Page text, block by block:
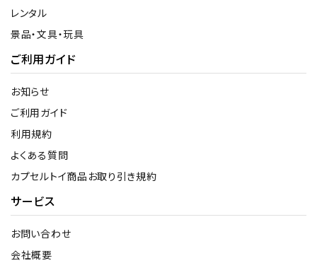
レンタル
景品・文具・玩具
ご利用ガイド
お知らせ
ご利用ガイド
利用規約
よくある質問
カプセルトイ商品お取り引き規約
サービス
お問い合わせ
会社概要